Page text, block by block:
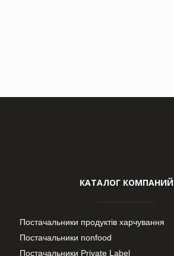
КАТАЛОГ КОМПАНИЙ
Постачальники продуктів харчування
Постачальники nonfood
Постачальники Private Label